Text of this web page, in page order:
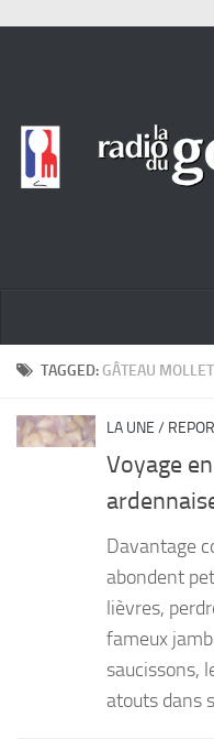
ACTUALITÉ
PORTRAITS
Desserts
TAGGED: GÂTEAU MOLLET
LA UNE /
Voyage
Davantage
abondent
lièvres,
fameux
saucissons,
atouts dans